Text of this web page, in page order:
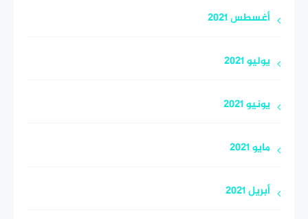
أغسطس 2021
يوليو 2021
يونيو 2021
مايو 2021
أبريل 2021